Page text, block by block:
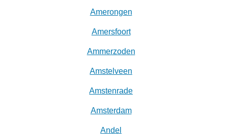
Amerongen
Amersfoort
Ammerzoden
Amstelveen
Amstenrade
Amsterdam
Andel